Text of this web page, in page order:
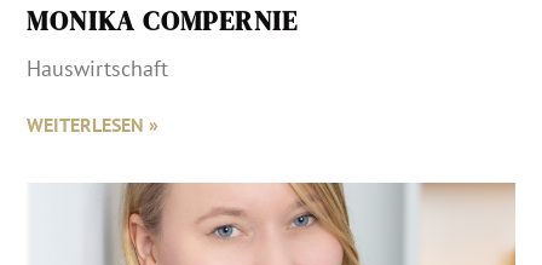
MONIKA COMPERNIE
Hauswirtschaft
WEITERLESEN »